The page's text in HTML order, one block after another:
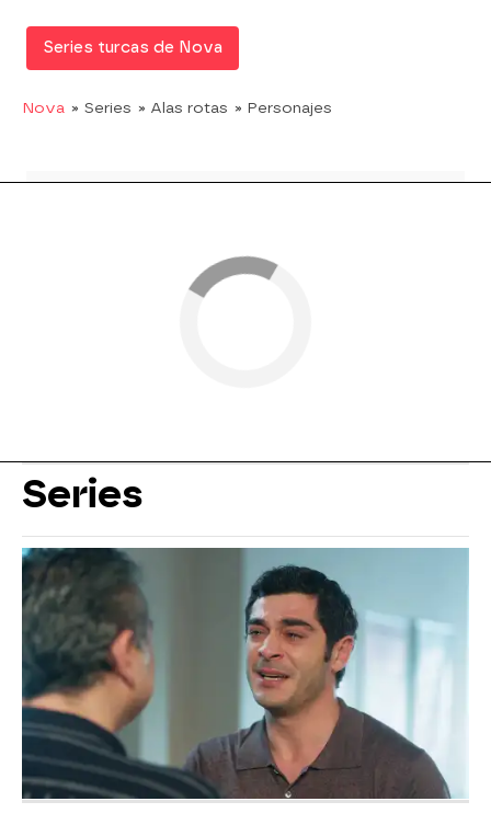
Series turcas de Nova
Nova » Series » Alas rotas » Personajes
Series